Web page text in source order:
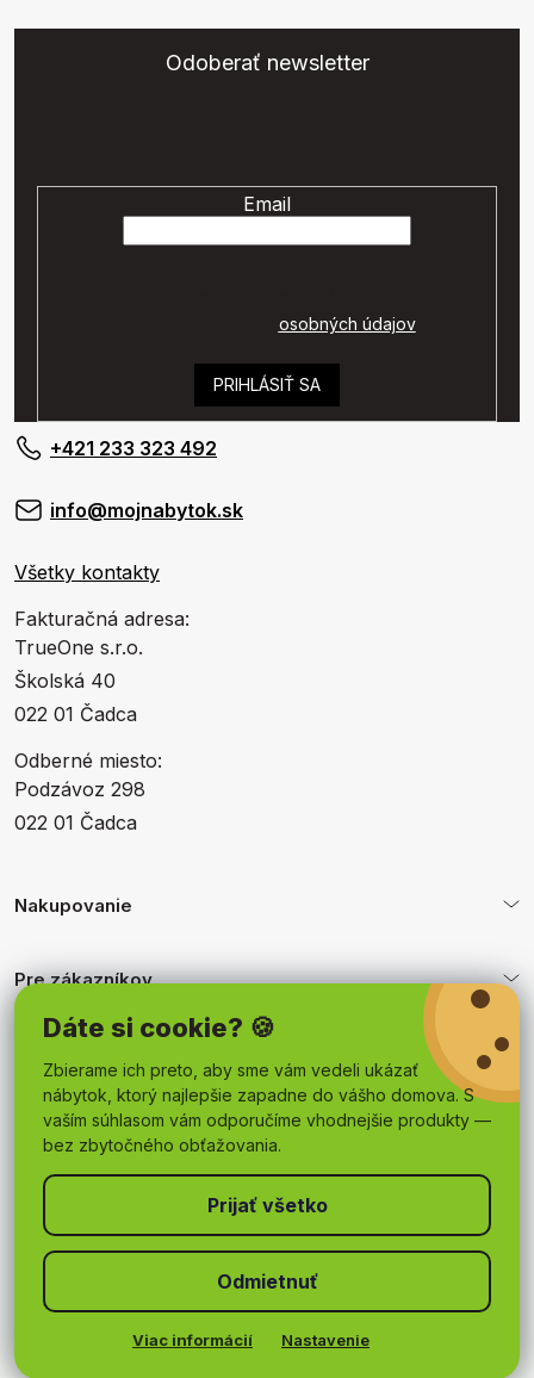
Dáte si cookie? 🍪
Zbierame ich preto, aby sme vám vedeli ukázať
nábytok, ktorý najlepšie zapadne do vášho domova. S
vaším súhlasom vám odporučíme vhodnejšie produkty —
bez zbytočného obťažovania.
Viac informácií Nastavenie
Odmietnuť
Odoberať newsletter
Email
osobných údajov.
PRIHLÁSIŤ SA
+421 233 323 492
info@mojnabytok.sk
Všetky kontakty
Fakturačná adresa:
TrueOne s.r.o.
Školská 40
022 01 Čadca
Odberné miesto:
Podzávoz 298
022 01 Čadca
Nakupovanie
Pre zákazníkov
Vytvoril Shoptet
mojnabytok.sk. Všetky práva vyhradené.
Upraviť nastavenie cookies